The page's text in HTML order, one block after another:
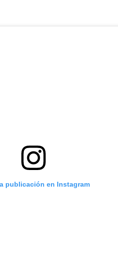
publicación en Instagram